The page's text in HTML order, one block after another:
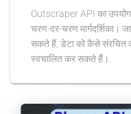
Outscraper API का
चरण-दर-चरण मार्गदर्शिका।
सकते हैं, डेटा को कैसे संरचित
स्वचालित कर सकते हैं।.